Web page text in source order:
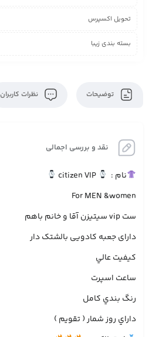
تحویل اکسپرس
بسته بندی زیبا
توضیحات نظرات کاربران
نقد و بررسی اجمالی
نام : ‏
For MEN &women
ست vip سیتیزن آقا و خانم باهم
دارای جعبه کادویی بالشتک دار
‏کیفیت عالي
ساعت اسپرت
رنگ بندي كامل
داراي روز شمار ( تقویم )